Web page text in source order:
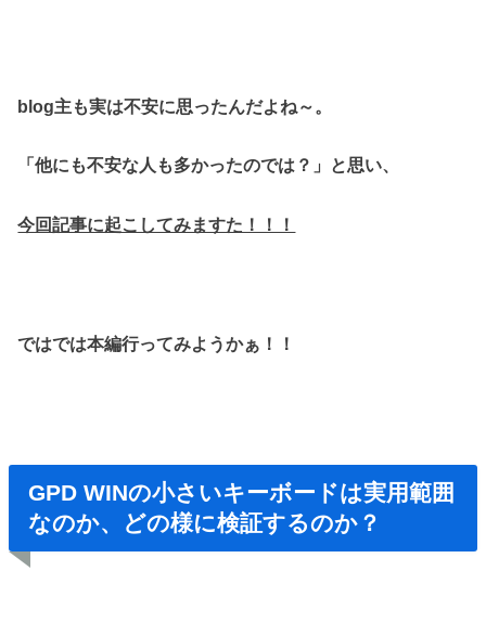
blog主も実は不安に思ったんだよね～。
「他にも不安な人も多かったのでは？」 と思い、
今回記事に起こしてみますた！！！
ではでは本編行ってみようかぁ！！
GPD WINの小さいキーボードは実用範囲
なのか、どの様に検証するのか？